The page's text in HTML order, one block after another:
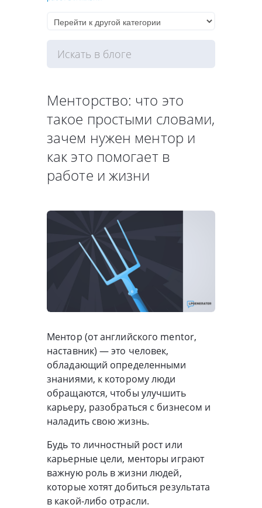
Менторство: что это
такое простыми словами,
зачем нужен ментор и
как это помогает в
работе и жизни
Ментор (от английского mentor,
наставник) — это человек,
обладающий определенными
знаниями, к которому люди
обращаются, чтобы улучшить
карьеру, разобраться с бизнесом и
наладить свою жизнь.
Будь то личностный рост или
карьерные цели, менторы играют
важную роль в жизни людей,
которые хотят добиться результата
в какой-либо отрасли.